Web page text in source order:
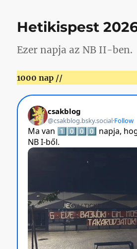
lesz
meccsre
Hetikispest
Ezer napja az NB II-ben.
1000 nap //